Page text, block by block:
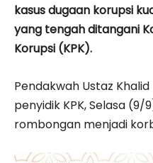
kasus dugaan korupsi
yang tengah ditangani
Korupsi (KPK).
Pendakwah Ustaz
penyidik KPK, Selasa
rombongan menjadi